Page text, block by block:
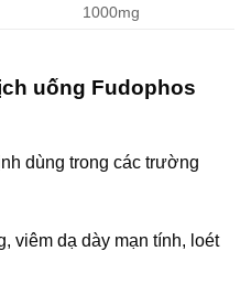
1000mg
uống Fudophos
dùng trong các trường
viêm dạ dày mạn tính, loét